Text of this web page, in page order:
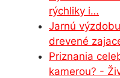
rýchliky i…
Jarnú
drevené
Priznania
kamerou? -